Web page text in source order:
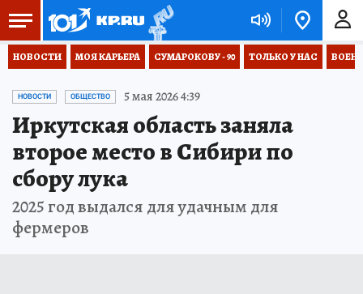
НОВОСТИ МОЯ КАРЬЕРА СУМАРОКОВУ - 90 ТОЛЬКО У НАС
НОВОСТИ ОБЩЕСТВО 5 мая 2026 4:39
Иркутская область заняла
второе место в Сибири по
сбору лука
2025 год выдался для удачным для
фермеров